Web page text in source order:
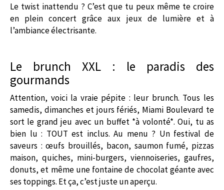
Le twist inattendu ? C’est que tu peux même te croire
en plein concert grâce aux jeux de lumière et à
l’ambiance électrisante.
Le brunch XXL : le paradis des
gourmands
Attention, voici la vraie pépite : leur brunch. Tous les
samedis, dimanches et jours fériés, Miami Boulevard te
sort le grand jeu avec un buffet *à volonté*. Oui, tu as
bien lu : TOUT est inclus. Au menu ? Un festival de
saveurs : œufs brouillés, bacon, saumon fumé, pizzas
maison, quiches, mini-burgers, viennoiseries, gaufres,
donuts, et même une fontaine de chocolat géante avec
ses toppings. Et ça, c’est juste un aperçu.